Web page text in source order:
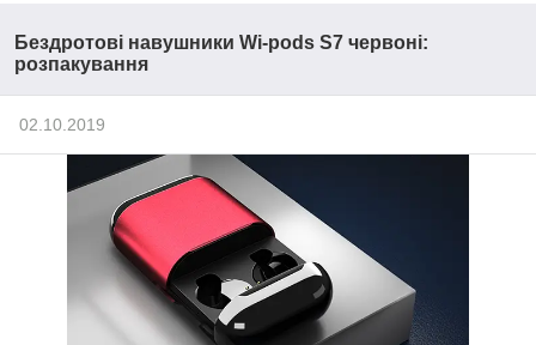
Бездротові навушники Wi-pods S7 червоні:
розпакування
02.10.2019